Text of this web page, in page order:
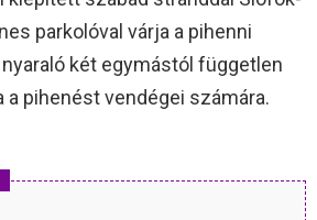
parkolóval várja a pihenni
két egymástól független
pihenést vendégei számára.